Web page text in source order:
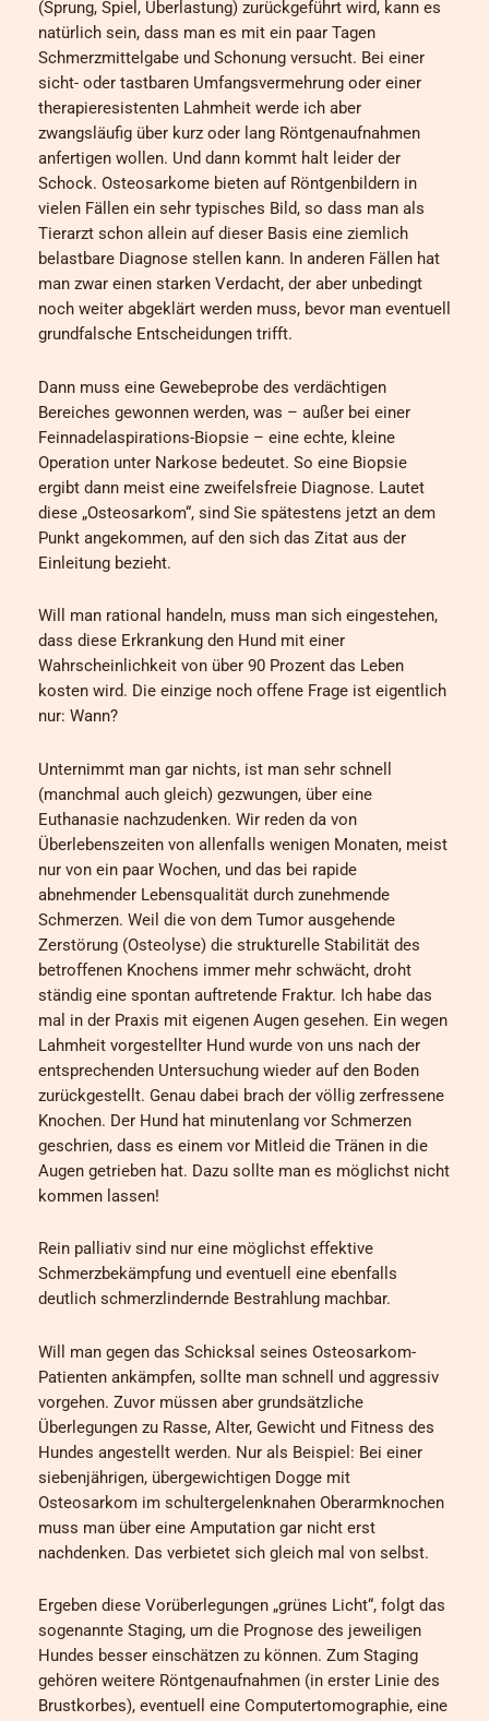
(Sprung, Spiel, Überlastung) zurückgeführt wird, kann es
natürlich sein, dass man es mit ein paar Tagen
Schmerzmittelgabe und Schonung versucht. Bei einer
sicht- oder tastbaren Umfangsvermehrung oder einer
therapieresistenten Lahmheit werde ich aber
zwangsläufig über kurz oder lang Röntgenaufnahmen
anfertigen wollen. Und dann kommt halt leider der
Schock. Osteosarkome bieten auf Röntgenbildern in
vielen Fällen ein sehr typisches Bild, so dass man als
Tierarzt schon allein auf dieser Basis eine ziemlich
belastbare Diagnose stellen kann. In anderen Fällen hat
man zwar einen starken Verdacht, der aber unbedingt
noch weiter abgeklärt werden muss, bevor man eventuell
grundfalsche Entscheidungen trifft.
Dann muss eine Gewebeprobe des verdächtigen
Bereiches gewonnen werden, was – außer bei einer
Feinnadelaspirations-Biopsie – eine echte, kleine
Operation unter Narkose bedeutet. So eine Biopsie
ergibt dann meist eine zweifelsfreie Diagnose. Lautet
diese „Osteosarkom“, sind Sie spätestens jetzt an dem
Punkt angekommen, auf den sich das Zitat aus der
Einleitung bezieht.
Will man rational handeln, muss man sich eingestehen,
dass diese Erkrankung den Hund mit einer
Wahrscheinlichkeit von über 90 Prozent das Leben
kosten wird. Die einzige noch offene Frage ist eigentlich
nur: Wann?
Unternimmt man gar nichts, ist man sehr schnell
(manchmal auch gleich) gezwungen, über eine
Euthanasie nachzudenken. Wir reden da von
Überlebenszeiten von allenfalls wenigen Monaten, meist
nur von ein paar Wochen, und das bei rapide
abnehmender Lebensqualität durch zunehmende
Schmerzen. Weil die von dem Tumor ausgehende
Zerstörung (Osteolyse) die strukturelle Stabilität des
betroffenen Knochens immer mehr schwächt, droht
ständig eine spontan auftretende Fraktur. Ich habe das
mal in der Praxis mit eigenen Augen gesehen. Ein wegen
Lahmheit vorgestellter Hund wurde von uns nach der
entsprechenden Untersuchung wieder auf den Boden
zurückgestellt. Genau dabei brach der völlig zerfressene
Knochen. Der Hund hat minutenlang vor Schmerzen
geschrien, dass es einem vor Mitleid die Tränen in die
Augen getrieben hat. Dazu sollte man es möglichst nicht
kommen lassen!
Rein palliativ sind nur eine möglichst effektive
Schmerzbekämpfung und eventuell eine ebenfalls
deutlich schmerzlindernde Bestrahlung machbar.
Will man gegen das Schicksal seines Osteosarkom-
Patienten ankämpfen, sollte man schnell und aggressiv
vorgehen. Zuvor müssen aber grundsätzliche
Überlegungen zu Rasse, Alter, Gewicht und Fitness des
Hundes angestellt werden. Nur als Beispiel: Bei einer
siebenjährigen, übergewichtigen Dogge mit
Osteosarkom im schultergelenknahen Oberarmknochen
muss man über eine Amputation gar nicht erst
nachdenken. Das verbietet sich gleich mal von selbst.
Ergeben diese Vorüberlegungen „grünes Licht“, folgt das
sogenannte Staging, um die Prognose des jeweiligen
Hundes besser einschätzen zu können. Zum Staging
gehören weitere Röntgenaufnahmen (in erster Linie des
Brustkorbes), eventuell eine Computertomographie, eine